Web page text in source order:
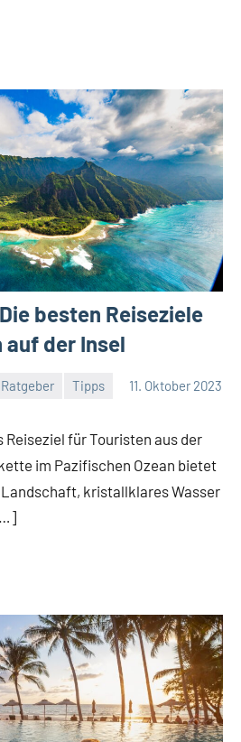
besten Reiseziele
der Insel
Ratgeber Tipps 11. Oktober 2023
für Touristen aus der
im Pazifischen Ozean bietet
kristallklares Wasser